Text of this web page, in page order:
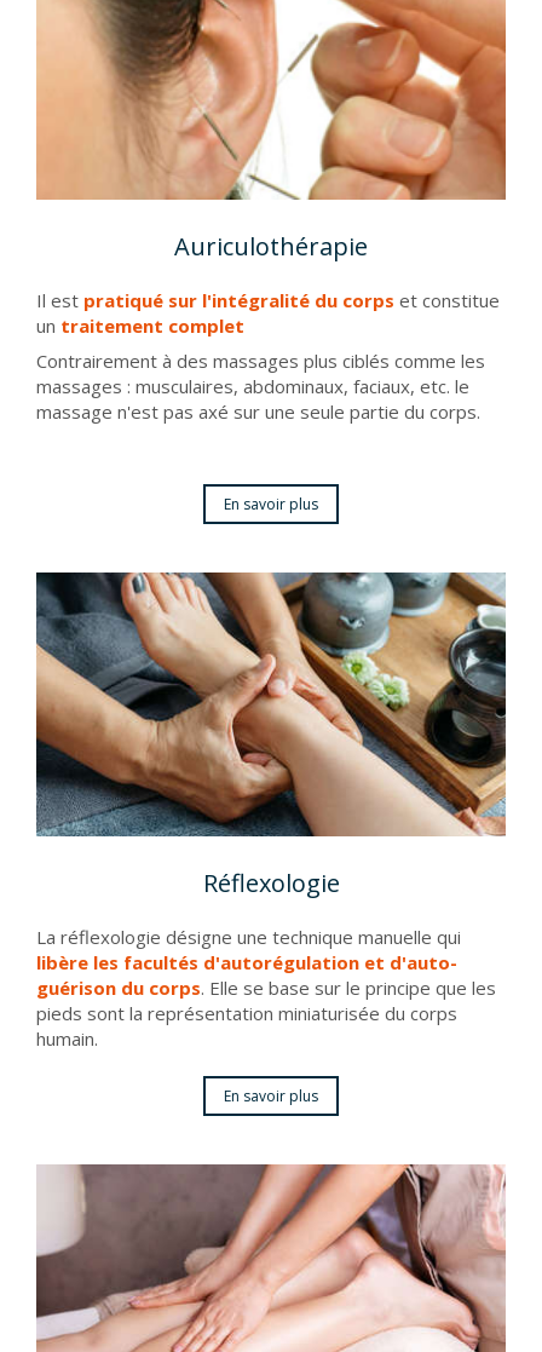
Auriculothérapie
Il est pratiqué sur l'intégralité du corps et constitue
un traitement complet
Contrairement à des massages plus ciblés comme les
massages : musculaires, abdominaux, faciaux, etc. le
massage n'est pas axé sur une seule partie du corps.
En savoir plus
Réflexologie
La réflexologie désigne une technique manuelle qui
libère les facultés d'autorégulation et d'auto-
guérison du corps. Elle se base sur le principe que les
pieds sont la représentation miniaturisée du corps
humain.
En savoir plus